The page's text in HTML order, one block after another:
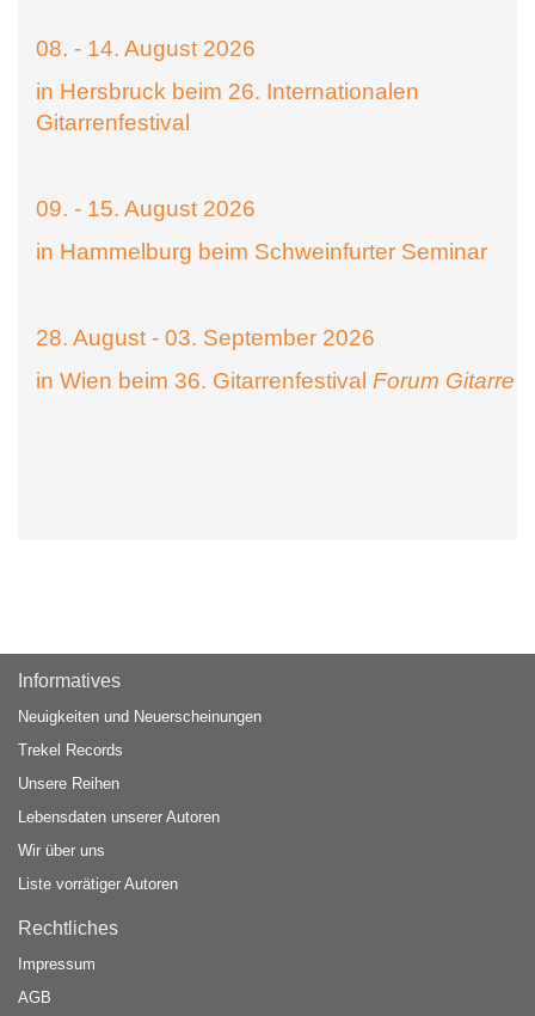
08. - 14. August 2026
in Hersbruck beim 26. Internationalen
Gitarrenfestival
09. - 15. August 2026
in Hammelburg beim Schweinfurter Seminar
28. August - 03. September 2026
in Wien beim 36. Gitarrenfestival Forum Gitarre
Informatives
Neuigkeiten und Neuerscheinungen
Trekel Records
Unsere Reihen
Lebensdaten unserer Autoren
Wir über uns
Liste vorrätiger Autoren
Rechtliches
Impressum
AGB